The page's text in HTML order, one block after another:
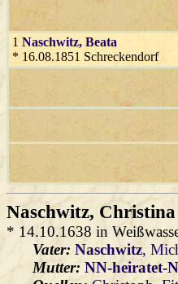
1 Naschwitz, Beata
* 16.08.1851 Schreckendorf
Naschwitz, Christina
* 14.10.1638 in
Vater: Naschwitz,
Mutter:NN-heiratet-